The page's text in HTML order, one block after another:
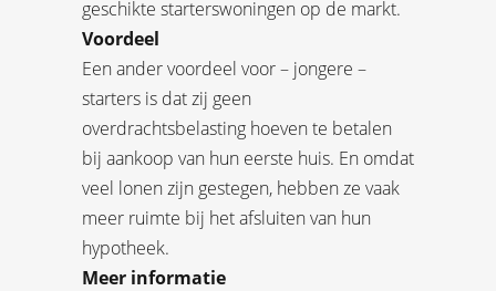
geschikte starterswoningen op de markt.
Voordeel
Een ander voordeel voor – jongere –
starters is dat zij geen
overdrachtsbelasting hoeven te betalen
bij aankoop van hun eerste huis. En omdat
veel lonen zijn gestegen, hebben ze vaak
meer ruimte bij het afsluiten van hun
hypotheek.
Meer informatie